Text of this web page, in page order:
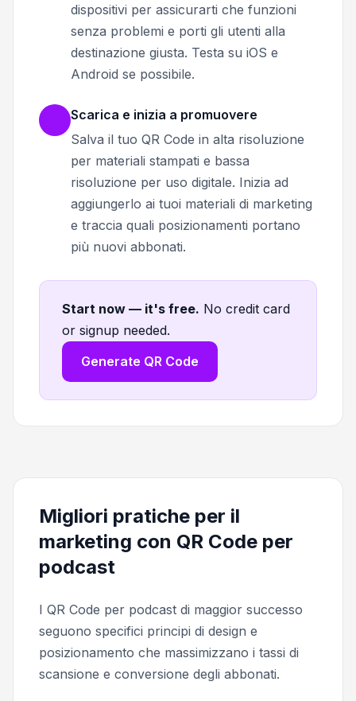
dispositivi per assicurarti che funzioni
senza problemi e porti gli utenti alla
destinazione giusta. Testa su iOS e
Android se possibile.
Scarica e inizia a promuovere
Salva il tuo QR Code in alta risoluzione
per materiali stampati e bassa
risoluzione per uso digitale. Inizia ad
aggiungerlo ai tuoi materiali di marketing
e traccia quali posizionamenti portano
più nuovi abbonati.
Start now — it's free. No credit card
or signup needed.
Generate QR Code
Migliori pratiche per il
marketing con QR Code per
podcast
I QR Code per podcast di maggior successo
seguono specifici principi di design e
posizionamento che massimizzano i tassi di
scansione e conversione degli abbonati.